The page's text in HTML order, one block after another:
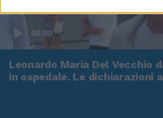
00:00
Leonardo Maria Del Vecchio
in ospedale. Le dichiarazioni